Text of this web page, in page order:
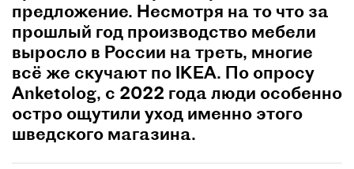
предложение. Несмотря на то что за
прошлый год производство мебели
выросло в России на треть, многие
всё же скучают по IKEA. По опросу
Anketolog, с 2022 года люди особенно
остро ощутили уход именно этого
шведского магазина.